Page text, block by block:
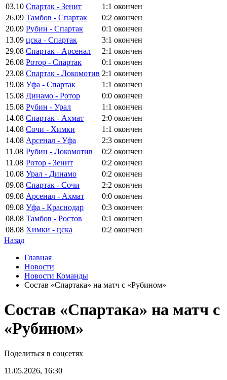
03.10 Спартак - Зенит 1:1 окончен
26.09 Тамбов - Спартак 0:2 окончен
20.09 Рубин - Спартак 0:1 окончен
13.09 цска - Спартак 3:1 окончен
29.08 Спартак - Арсенал 2:1 окончен
26.08 Ротор - Спартак 0:1 окончен
23.08 Спартак - Локомотив 2:1 окончен
19.08 Уфа - Спартак 1:1 окончен
15.08 Динамо - Ротор 0:0 окончен
15.08 Рубин - Урал 1:1 окончен
14.08 Спартак - Ахмат 2:0 окончен
14.08 Сочи - Химки 1:1 окончен
14.08 Арсенал - Уфа 2:3 окончен
11.08 Рубин - Локомотив 0:2 окончен
11.08 Ротор - Зенит 0:2 окончен
10.08 Урал - Динамо 0:2 окончен
09.08 Спартак - Сочи 2:2 окончен
09.08 Арсенал - Ахмат 0:0 окончен
09.08 Уфа - Краснодар 0:3 окончен
08.08 Тамбов - Ростов 0:1 окончен
08.08 Химки - цска 0:2 окончен
Назад
Главная
Новости
Новости Команды
Состав «Спартака» на матч с «Рубином»
Состав «Спартака» на матч с
«Рубином»
Поделиться в соцсетях
11.05.2026, 16:30